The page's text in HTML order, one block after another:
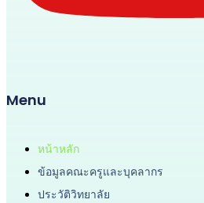
Menu
หน้าหลัก
ข้อมูลคณะครูและบุคลากร
ประวัติวิทยาลัย